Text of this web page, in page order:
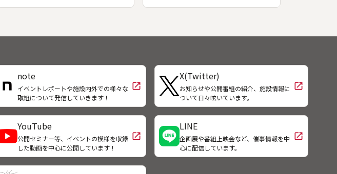
を物差し一本で形にしていく。蓋が
祝い樽づくりの工程
note
イベントレポートや施設内外での様々な
取組について発信していきます！
open_in_new
X(Twitter)
お知らせや公開番組の紹介、施設情報に
ついて日々呟いています。
open_in_new
YouTube
公開セミナー等、イベントの模様を収録
した動画を中心に公開しています！
open_in_new
LINE
企画展や番組上映会など、催事情報を中
心に配信しています。
open_in_new